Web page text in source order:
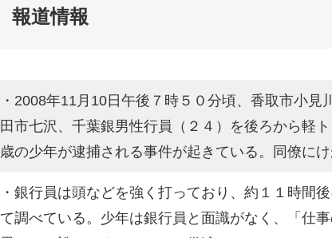
報道情報
・2008年11月10日午後７時５０分頃、香取市小
田市七沢、千葉銀男性行員（２４）を後ろから軽
歳の少年が逮捕される事件が起きている。同僚に
・銀行員は頭などを強く打っており、約１１時間
て調べている。少年は銀行員と面識がなく、「仕